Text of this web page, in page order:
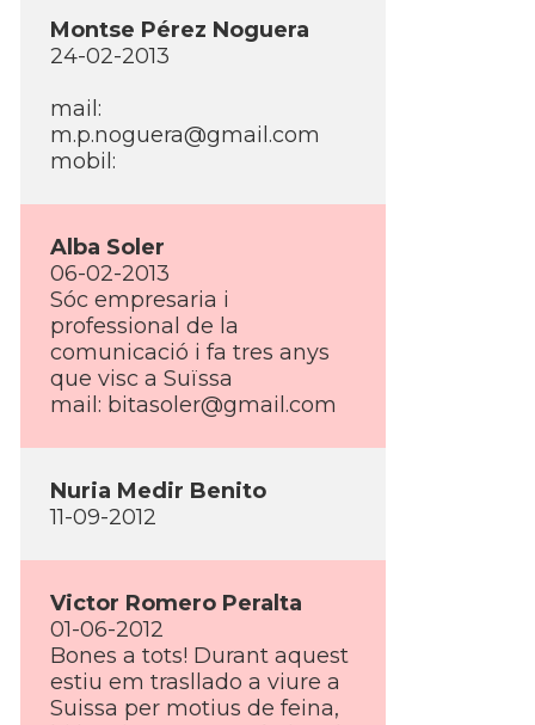
Montse Pérez Noguera
24-02-2013
mail:
m.p.noguera@gmail.com
mobil:
Alba Soler
06-02-2013
Sóc empresaria i
professional de la
comunicació i fa tres anys
que visc a Suïssa
mail: bitasoler@gmail.com
Nuria Medir Benito
11-09-2012
Victor Romero Peralta
01-06-2012
Bones a tots! Durant aquest
estiu em trasllado a viure a
Suissa per motius de feina,